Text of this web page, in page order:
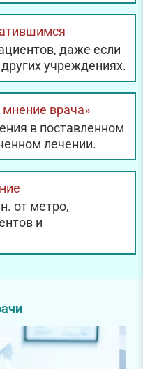
даже если
учреждениях.
врача»
в поставленном
лечении.
от метро,
и